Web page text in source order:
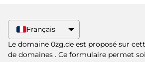
proposera Paypal ou d'autres
paiement.
Veuillez toujours mentionner le
élevé, vous recevrez également
vente supplémentaire si vous le
Français
Le domaine 0zg.de est proposé sur
de domaines . Ce formulaire permet